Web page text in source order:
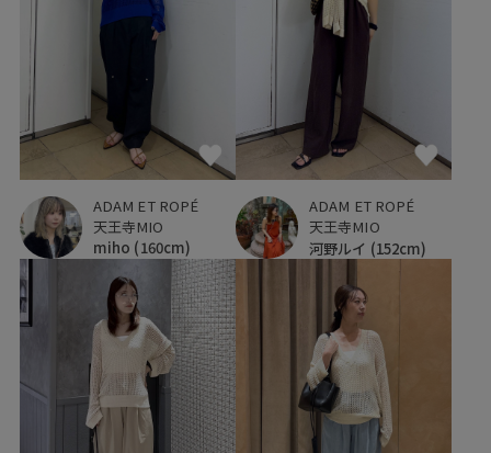
ADAM ET ROPÉ
天王寺MIO
miho (160cm)
ADAM ET ROPÉ
天王寺MIO
河野ルイ (152cm)